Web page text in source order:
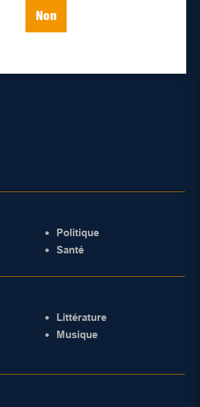
Non
Politique
Santé
Littérature
Musique